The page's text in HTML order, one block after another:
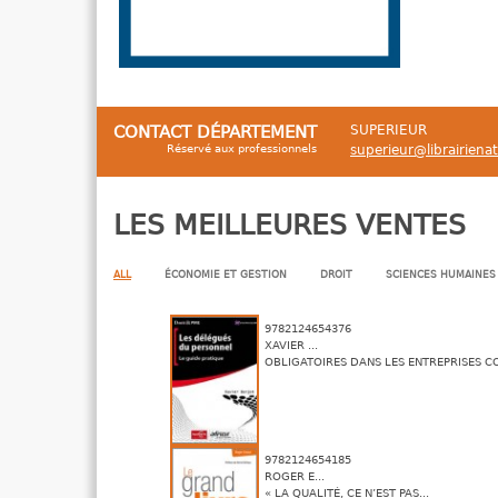
CONTACT DÉPARTEMENT
Réservé aux professionnels
SUPERIEUR
LES MEILLEURES VENTES
ALL ÉCONOMIE ET GESTION DROIT SCIENCES HUMAINES
9782124654376
XAVIER ...
OBLIGATOIRES DANS LES ENTREPRISES
9782124654185
ROGER E...
« LA QUALITÉ, CE N’EST PAS...